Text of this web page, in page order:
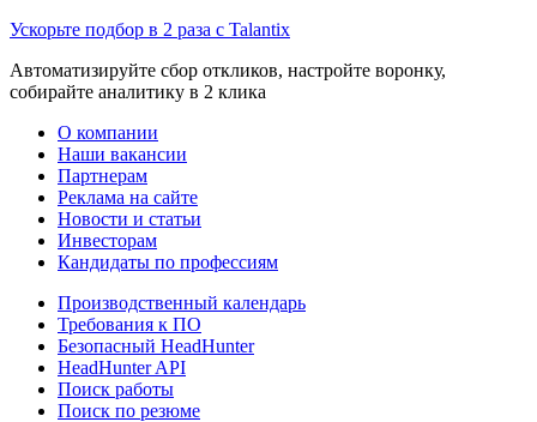
Ускорьте подбор в 2 раза с Talantix
Автоматизируйте сбор откликов, настройте воронку,
собирайте аналитику в 2 клика
О компании
Наши вакансии
Партнерам
Реклама на сайте
Новости и статьи
Инвесторам
Кандидаты по профессиям
Производственный календарь
Требования к ПО
Безопасный HeadHunter
HeadHunter API
Поиск работы
Поиск по резюме